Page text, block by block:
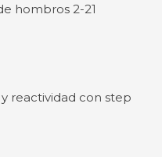
hombros 2-21
reactividad con step